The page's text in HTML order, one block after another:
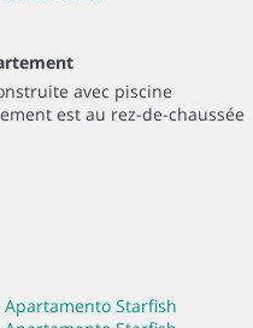
avec piscine
est au rez-de-chaussée